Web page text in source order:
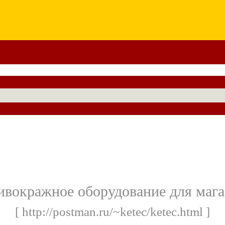
оборудование для
[ http://postman.ru/~ketec/ketec.html ]